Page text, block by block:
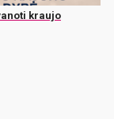
kraujo